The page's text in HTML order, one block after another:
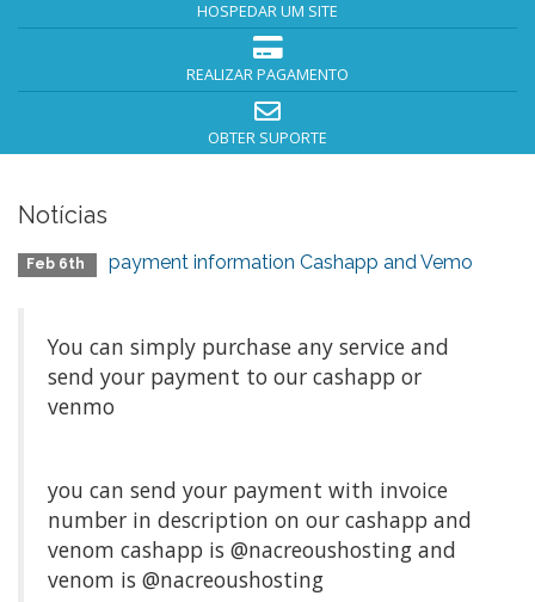
HOSPEDAR UM SITE
REALIZAR PAGAMENTO
OBTER SUPORTE
Notícias
Feb 6th payment information Cashapp and Vemo
You can simply purchase any service and
send your payment to our cashapp or
venmo
you can send your payment with invoice
number in description on our cashapp and
venom cashapp is @nacreoushosting and
venom is @nacreoushosting